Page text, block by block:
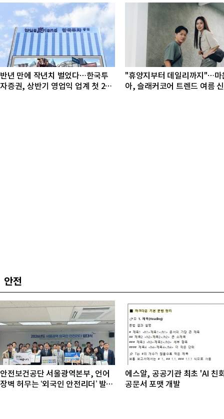
반년 만에 작년치 벌었다…한국투
자증권, 상반기 영업익 업계 첫 2조
"휴양지부터 데일리까지"…마
아, 슬래커코어 트렌드 여름
안전
안전보건공단 서울광역본부, 언어
장벽 허무는 ‘외국인 안전리더’ 발대
에스알, 공공기관 최초 'AI 친
공문서 포맷 개발